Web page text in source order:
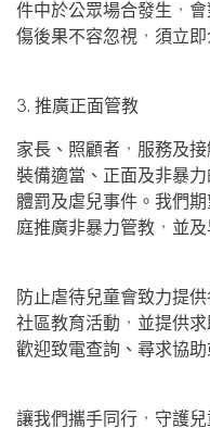
件中於公眾場合發生，
傷後果不容忽視，須立
3. 推廣正面管教
家長、照顧者，服務及
裝備適當、正面及非暴
體罰及虐兒事件。我們
庭推廣非暴力管教，並
防止虐待兒童會致力提
社區教育活動，並提供求
歡迎致電查詢、尋求協
讓我們攜手同行，守護